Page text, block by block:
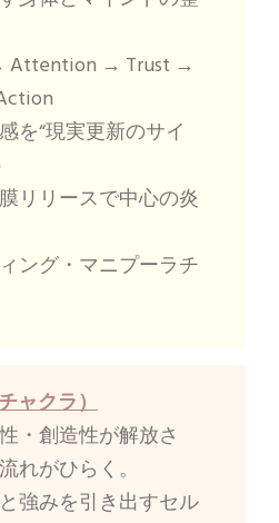
Attention → Trust →
を“現実更新のサイ
リリースで中心の炎
ング・マニプーラチ
ャクラ）
・創造性が解放さ
れがひらく。
強みを引き出すセル